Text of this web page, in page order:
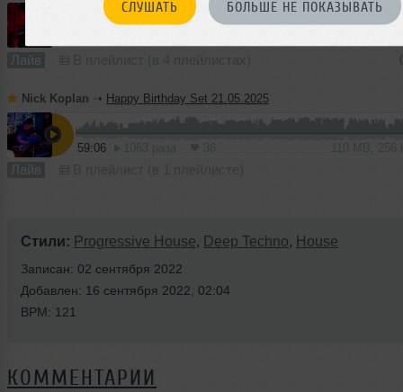
СЛУШАТЬ БОЛЬШЕ НЕ ПОКАЗЫВАТЬ
Лайв
Nick Koplan ➝ Happy Birthday Set 21.05.2025
59:06
Лайв
Стили: Progressive House, Deep Techno, House
Записан: 02 сентября 2022
Добавлен: 16 сентября 2022, 02:04
BPM: 121
КОММЕНТАРИИ